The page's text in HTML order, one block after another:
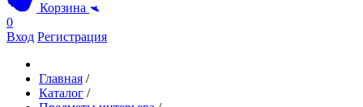
Корзина
0
Вход Регистрация
Главная /
Каталог /